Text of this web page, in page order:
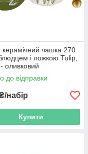
керамічний чашка 270
і ложкою Tulip,
- оливковий
до відправки
набір
Купити